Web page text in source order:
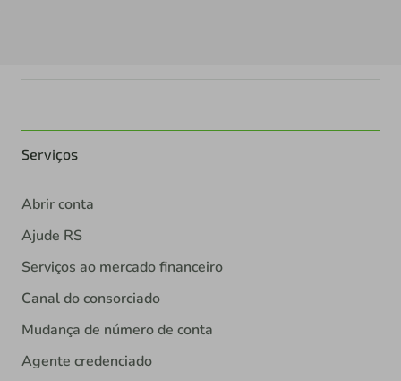
Serviços
Abrir conta
Ajude RS
Serviços ao mercado financeiro
Canal do consorciado
Mudança de número de conta
Agente credenciado